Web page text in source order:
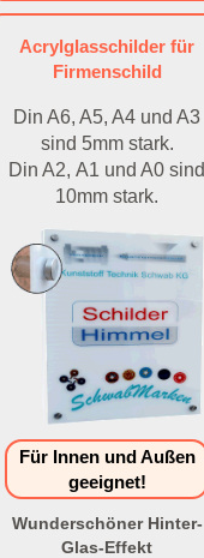
Acrylglasschilder für
Firmenschild
Din A6, A5, A4 und A3
sind 5mm stark.
Din A2, A1 und A0 sind
10mm stark.
Für Innen und Außen
geeignet!
Wunderschöner Hinter-
Glas-Effekt